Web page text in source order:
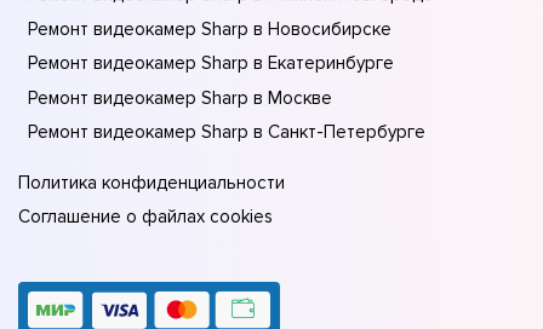
Ремонт видеокамер Sharp в Новосибирске
Ремонт видеокамер Sharp в Екатеринбурге
Ремонт видеокамер Sharp в Москве
Ремонт видеокамер Sharp в Санкт-Петербурге
Политика конфиденциальности
Соглашение о файлах cookies